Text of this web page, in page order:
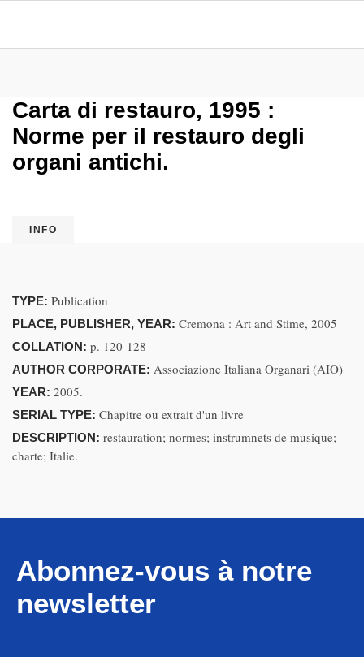
Carta di restauro, 1995 :
Norme per il restauro degli
organi antichi.
INFO
TYPE: Publication
PLACE, PUBLISHER, YEAR: Cremona : Art and Stime, 2005
COLLATION: p. 120-128
AUTHOR CORPORATE: Associazione Italiana Organari (AIO)
YEAR: 2005.
SERIAL TYPE: Chapitre ou extrait d'un livre
DESCRIPTION: restauration; normes; instrumnets de musique;
charte; Italie.
Abonnez-vous à notre
newsletter